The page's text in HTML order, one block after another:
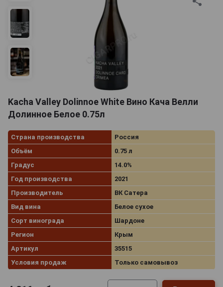
Kacha Valley Dolinnoe White Вино Кача Велли
Долинное Белое 0.75л
Страна производства
Россия
Объём
0.75 л
Градус
14.0%
Год производства
2021
Производитель
ВК Сатера
Вид вина
Белое сухое
Сорт винограда
Шардоне
Регион
Крым
Артикул
35515
Условия продаж
Только самовывоз